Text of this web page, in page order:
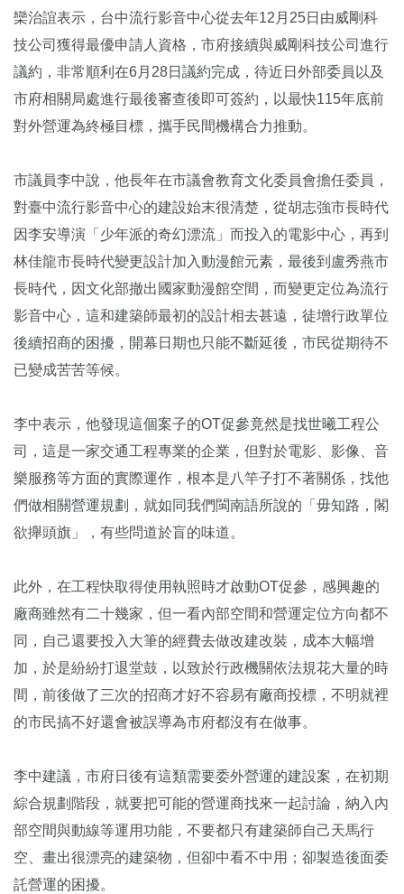
欒治誼表示，台中流行影音中心從去年12月25日由威剛科
技公司獲得最優申請人資格，市府接續與威剛科技公司進行
議約，非常順利在6月28日議約完成，待近日外部委員以及
市府相關局處進行最後審查後即可簽約，以最快115年底前
對外營運為終極目標，攜手民間機構合力推動。
市議員李中說，他長年在市議會教育文化委員會擔任委員，
對臺中流行影音中心的建設始末很清楚，從胡志強市長時代
因李安導演「少年派的奇幻漂流」而投入的電影中心，再到
林佳龍市長時代變更設計加入動漫館元素，最後到盧秀燕市
長時代，因文化部撤出國家動漫館空間，而變更定位為流行
影音中心，這和建築師最初的設計相去甚遠，徒增行政單位
後續招商的困擾，開幕日期也只能不斷延後，市民從期待不
已變成苦苦等候。
李中表示，他發現這個案子的OT促參竟然是找世曦工程公
司，這是一家交通工程專業的企業，但對於電影、影像、音
樂服務等方面的實際運作，根本是八竿子打不著關係，找他
們做相關營運規劃，就如同我們閩南語所說的「毋知路，閣
欲攑頭旗」，有些問道於盲的味道。
此外，在工程快取得使用執照時才啟動OT促參，感興趣的
廠商雖然有二十幾家，但一看內部空間和營運定位方向都不
同，自己還要投入大筆的經費去做改建改裝，成本大幅增
加，於是紛紛打退堂鼓，以致於行政機關依法規花大量的時
間，前後做了三次的招商才好不容易有廠商投標，不明就裡
的市民搞不好還會被誤導為市府都沒有在做事。
李中建議，市府日後有這類需要委外營運的建設案，在初期
綜合規劃階段，就要把可能的營運商找來一起討論，納入內
部空間與動線等運用功能，不要都只有建築師自己天馬行
空、畫出很漂亮的建築物，但卻中看不中用；卻製造後面委
託營運的困擾。